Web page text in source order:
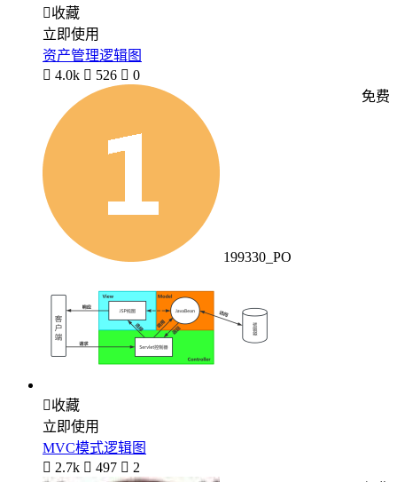
收藏
立即使用
资产管理逻辑图
 4.0k  526  0
199330_PO
免费
收藏
立即使用
MVC模式逻辑图
 2.7k  497  2